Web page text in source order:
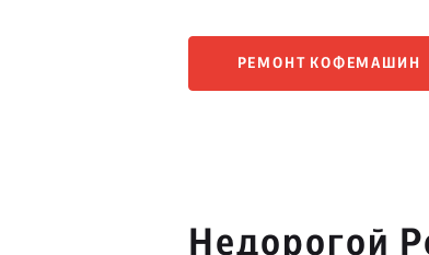
РЕМОНТ КОФЕМАШИН
Недорогой